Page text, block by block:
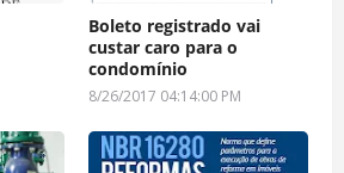
Boleto registrado vai
custar caro para o
condomínio
8/26/2017 04:14:00 PM